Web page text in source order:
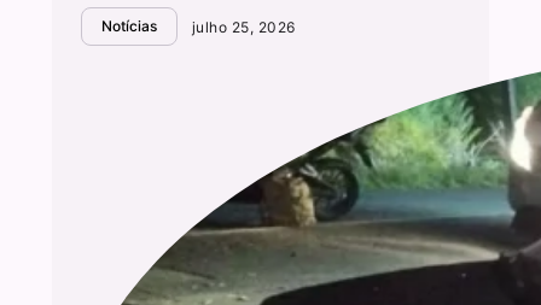
Notícias julho 25, 2026